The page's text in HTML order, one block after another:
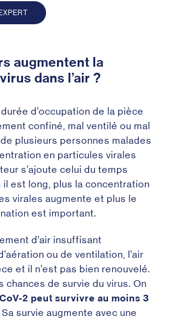
augmentent la
dans l’air ?
d’occupation de la pièce
confiné, mal ventilé ou mal
plusieurs personnes malades
en particules virales
s’ajoute celui du temps
il est long, plus la concentration
virales augmente et plus le
est important.
d’air insuffisant
ou de ventilation, l’air
et il n’est pas bien renouvelé.
chances de survie du virus. On
2 peut survivre au moins 3
Sa survie augmente avec une